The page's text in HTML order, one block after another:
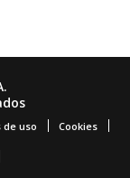
de uso Cookies